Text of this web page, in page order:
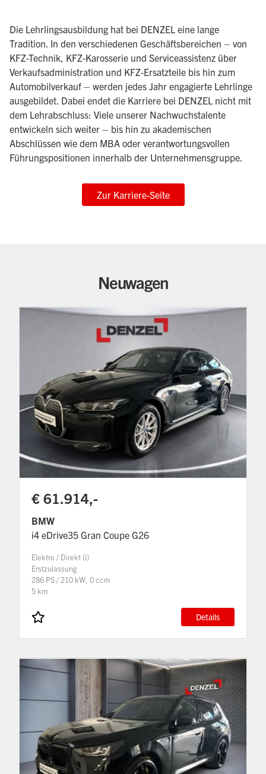
Die Lehrlingsausbildung hat bei DENZEL eine lange
Tradition. In den verschiedenen Geschäftsbereichen – von
KFZ-Technik, KFZ-Karosserie und Serviceassistenz über
Verkaufsadministration und KFZ-Ersatzteile bis hin zum
Automobilverkauf – werden jedes Jahr engagierte Lehrlinge
ausgebildet. Dabei endet die Karriere bei DENZEL nicht mit
dem Lehrabschluss: Viele unserer Nachwuchstalente
entwickeln sich weiter – bis hin zu akademischen
Abschlüssen wie dem MBA oder verantwortungsvollen
Führungspositionen innerhalb der Unternehmensgruppe.
Zur Karriere-Seite
Neuwagen
€ 61.914,-
BMW
i4 eDrive35 Gran Coupe G26
Elektro / Direkt (i)
Erstzulassung
286 PS / 210 kW, 0 ccm
5 km
Details